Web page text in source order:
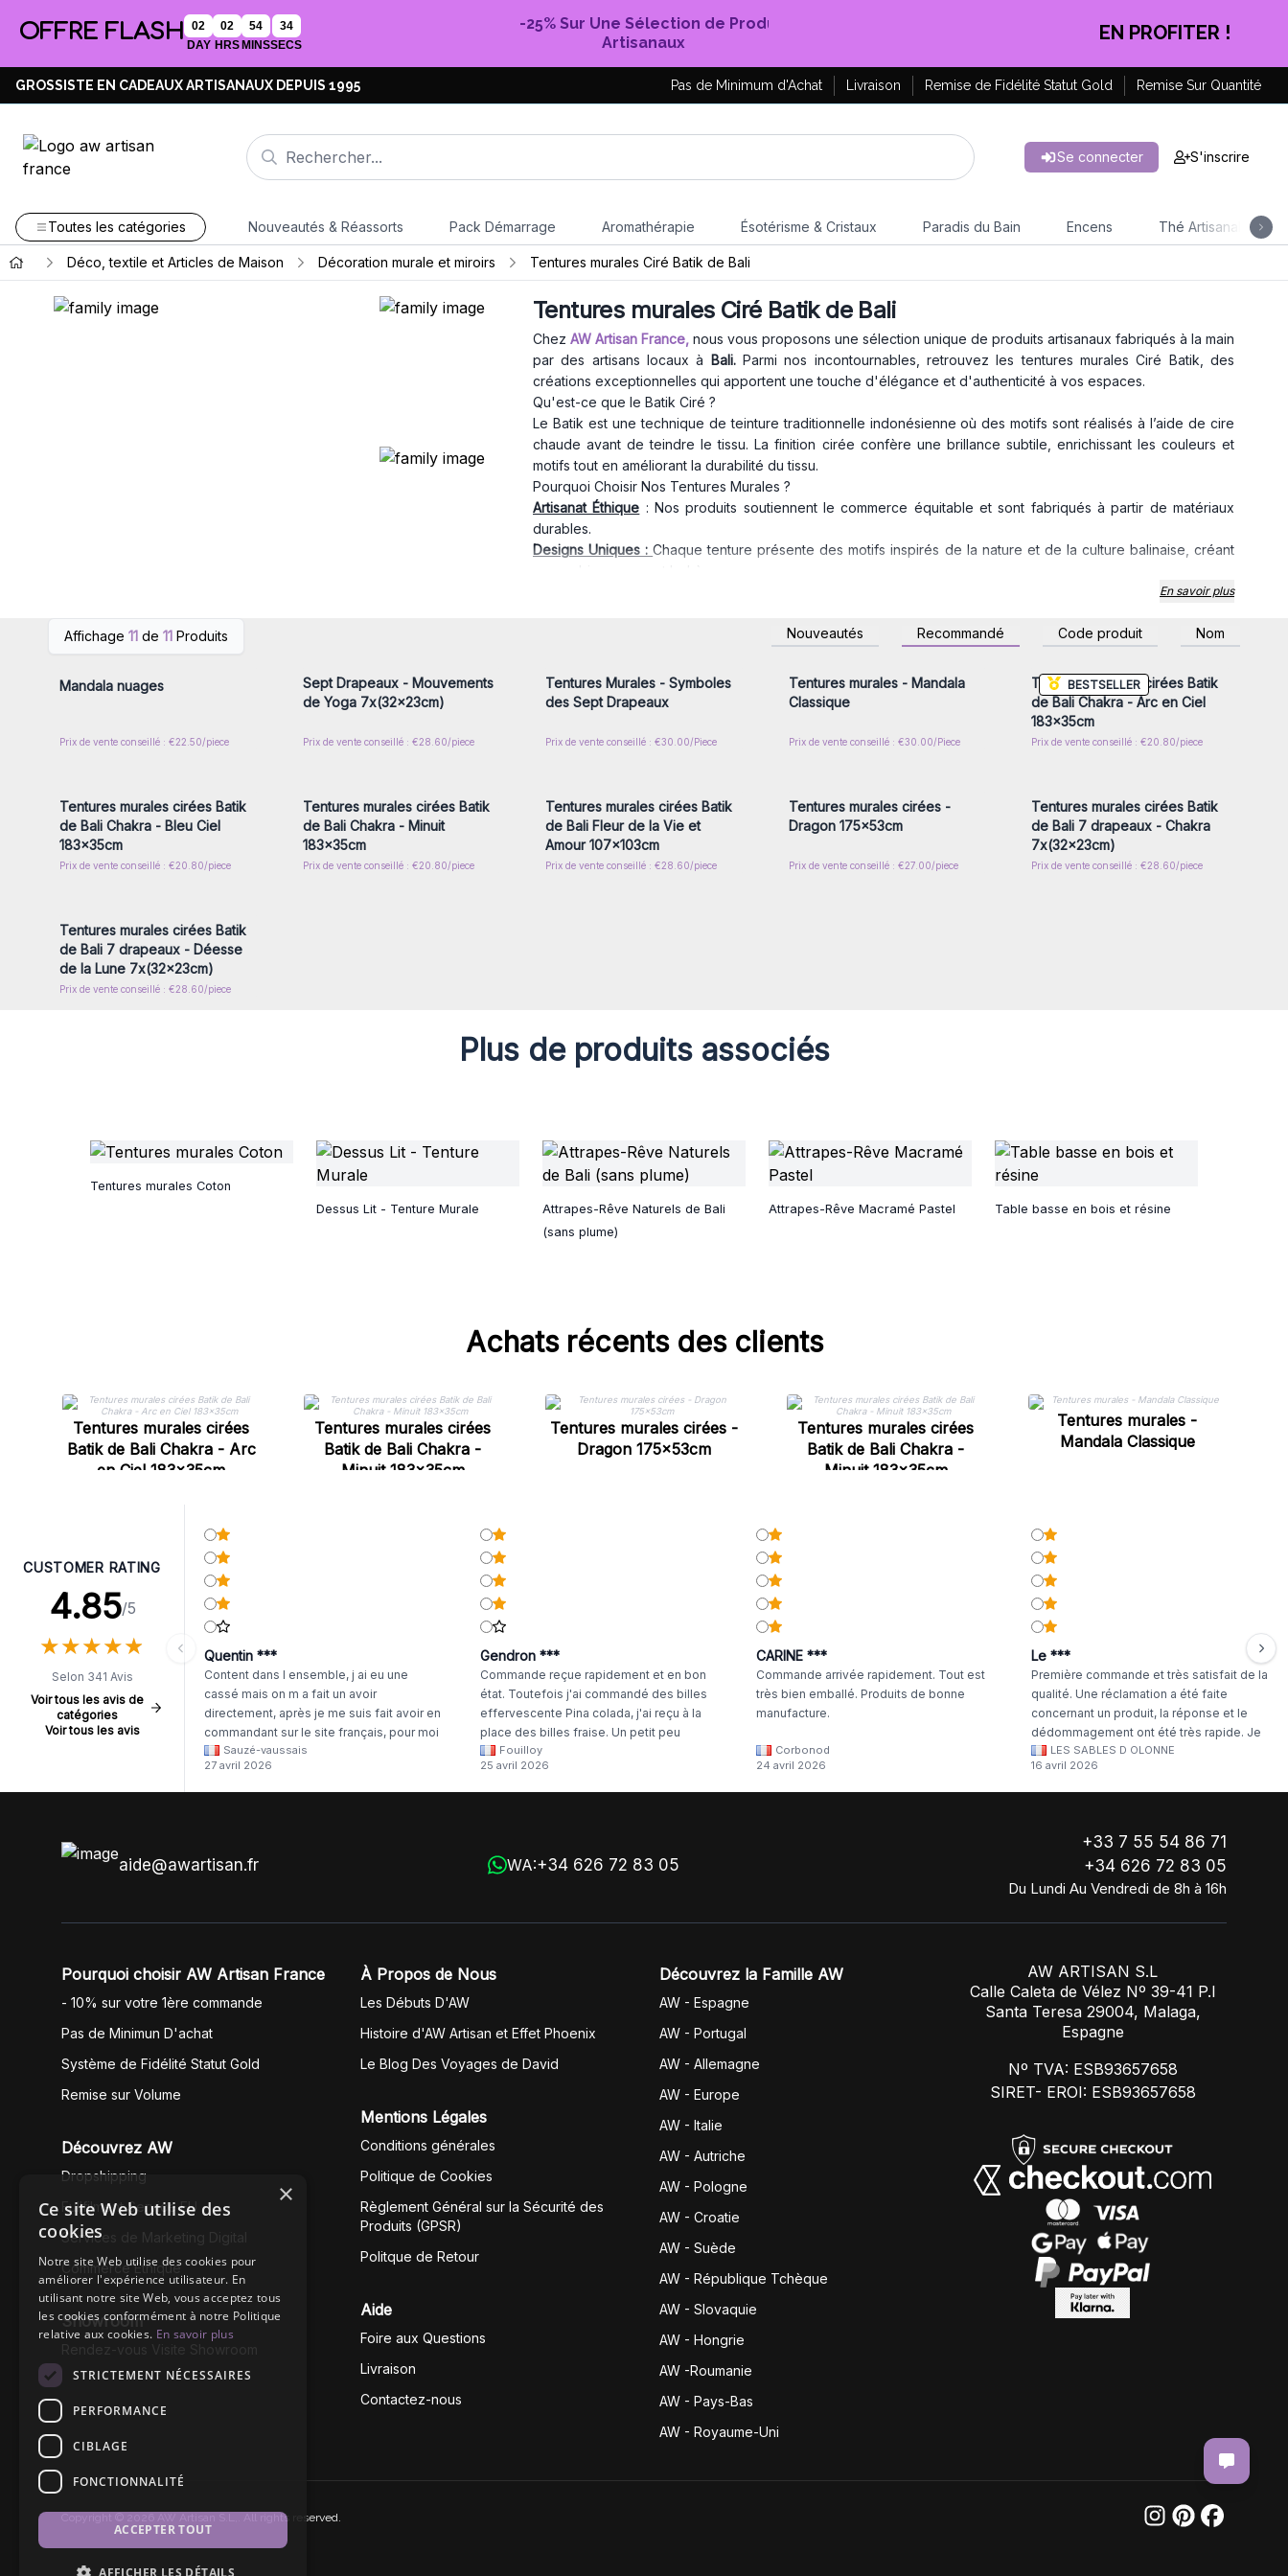
OFFRE FLASH
02
DAY
02
HRS
54
MINS
33
SECS
-25% Sur Une Sélection de Produits
Artisanaux
CLIQUEZ ICI
GROSSISTE EN CADEAUX ARTISANAUX DEPUIS 1995 Pas de Minimum d'Achat Livraison Remise de Fidélité Statut Gold Remise Sur Quantité
Se connecter S'inscrire
Toutes les catégories Nouveautés & Réassorts Pack Démarrage Aromathérapie Ésotérisme & Cristaux Paradis du Bain Encens Thé Artisanal
Déco, textile et Articles de Maison Décoration murale et miroirs Tentures murales Ciré Batik de Bali
Tentures murales Ciré Batik de Bali
Chez AW Artisan France, nous vous proposons une sélection unique de produits artisanaux fabriqués à la main
par des artisans locaux à Bali.Parmi nos incontournables, retrouvez les tentures murales Ciré Batik, des
créations exceptionnelles qui apportent une touche d'élégance et d'authenticité à vos espaces.
Qu'est-ce que le Batik Ciré ?
Le Batik est une technique de teinture traditionnelle indonésienne où des motifs sont réalisés à l’aide de cire
chaude avant de teindre le tissu. La finition cirée confère une brillance subtile, enrichissant les couleurs et
motifs tout en améliorant la durabilité du tissu.
Pourquoi Choisir Nos Tentures Murales ?
Artisanat Éthique : Nos produits soutiennent le commerce équitable et sont fabriqués à partir de matériaux
durables.
Designs Uniques :Chaque tenture présente des motifs inspirés de la nature et de la culture balinaise, créant
une ambiance zen et bohème.
: Utilisez-les comme tapisseries, paréos ou couvertures décoratives pour ajouter du style à
: Conçues avec des tissus naturels, ces tentures sont durables et faciles à entretenir.
Diversifiez votre offre avec des créations uniques, de l'artisanat balinais au cuir fait main.
Optez pour des produits éthiques, durables et pleins de charme pour enrichir votre assortiment et séduire vos
En savoir plus
Affichage 11 de 11 Produits Nouveautés Recommandé Code produit Nom
vous pour accéder aux prix de
gros
Mandala nuages
Prix de vente conseillé : €22.50/piece
Sept Drapeaux - Mouvements
de Yoga 7x(32x23cm)
Prix de vente conseillé : €28.60/piece
Tentures Murales - Symboles
des Sept Drapeaux
Prix de vente conseillé : €30.00/Piece
Connectez-vous ou inscrivez-
vous pour accéder aux prix de
gros
Tentures murales - Mandala
Classique
Prix de vente conseillé : €30.00/Piece
BESTSELLER
Connectez-vous ou inscrivez-
vous pour accéder aux prix de
gros
Tentures murales cirées Batik
de Bali Chakra - Arc en Ciel
183x35cm
Prix de vente conseillé : €20.80/piece
Connectez-vous ou inscrivez-
Tentures murales cirées Batik
de Bali Chakra - Bleu Ciel
183x35cm
Prix de vente conseillé : €20.80/piece
Connectez-vous ou inscrivez-
Tentures murales cirées Batik
de Bali Chakra - Minuit
183x35cm
Prix de vente conseillé : €20.80/piece
Connectez-vous ou inscrivez-
Tentures murales cirées Batik
de Bali Fleur de la Vie et
Amour 107x103cm
Prix de vente conseillé : €28.60/piece
Connectez-vous ou inscrivez-
Tentures murales cirées -
Dragon 175x53cm
Prix de vente conseillé : €27.00/piece
Connectez-vous ou inscrivez-
Tentures murales cirées Batik
de Bali 7 drapeaux - Chakra
7x(32x23cm)
Prix de vente conseillé : €28.60/piece
Connectez-vous ou inscrivez-
Tentures murales cirées Batik
de Bali 7 drapeaux - Déesse
de la Lune 7x(32x23cm)
Prix de vente conseillé : €28.60/piece
Plus de produits associés
Tentures murales Coton
Dessus Lit - Tenture Murale
Attrapes-Rêve Naturels de Bali
(sans plume)
Attrapes-Rêve Macramé Pastel Table basse en bois et résine
Achats récents des clients
Tentures murales cirées
Batik de Bali Chakra - Arc
en Ciel 183x35cm
Tentures murales cirées
Batik de Bali Chakra -
Minuit 183x35cm
Tentures murales cirées -
Dragon 175x53cm
Tentures murales cirées
Batik de Bali Chakra -
Minuit 183x35cm
Tentures murales -
Mandala Classique
CUSTOMER RATING
4.85/5
★★★★★
★★★★★
Selon 341 Avis
Voir tous les avis de
catégories
Voir tous les avis
Quentin ***
Content dans l ensemble, j ai eu une
cassé mais on m a fait un avoir
directement, après je me suis fait avoir en
commandant sur le site français, pour moi
il était évident que les produits était de la
même langue mais raté tout est en
anglais.
Sauzé-vaussais
27 avril 2026
Gendron ***
Commande reçue rapidement et en bon
état. Toutefois j'ai commandé des billes
effervescente Pina colada, j'ai reçu à la
place des billes fraise. Un petit peu
dommage
Fouilloy
25 avril 2026
CARINE ***
Commande arrivée rapidement. Tout est
très bien emballé. Produits de bonne
manufacture.
Corbonod
24 avril 2026
Le ***
Première commande et très satisfait de la
qualité. Une réclamation a été faite
concernant un produit, la réponse et le
dédommagement ont été très rapide. Je
continuerai à commander chez WA Artisan
!
LES SABLES D OLONNE
16 avril 2026
aide@awartisan.fr WA:+34 626 72 83 05
+33 7 55 54 86 71
+34 626 72 83 05
Du Lundi Au Vendredi de 8h à 16h
Pourquoi choisir AW Artisan France
- 10% sur votre 1ère commande
Pas de Minimun D'achat
Système de Fidélité Statut Gold
Remise sur Volume
Découvrez AW
Dropshipping
Fullfilment Service EU
Services de Marketing Digital
Commerce Éthique
Showroom
À Propos de Nous
Les Débuts D'AW
Histoire d'AW Artisan et Effet Phoenix
Le Blog Des Voyages de David
Mentions Légales
Conditions générales
Politique de Cookies
Règlement Général sur la Sécurité des
Produits (GPSR)
Politque de Retour
Aide
Foire aux Questions
Livraison
Contactez-nous
Découvrez la Famille AW
AW - Espagne
AW - Portugal
AW - Allemagne
AW - Europe
AW - Italie
AW - Autriche
AW - Pologne
AW - Croatie
AW - Suède
AW - République Tchèque
AW - Slovaquie
AW - Hongrie
AW -Roumanie
AW - Pays-Bas
AW - Royaume-Uni
AW ARTISAN S.L
Calle Caleta de Vélez Nº 39-41 P.I
Santa Teresa 29004, Malaga,
Espagne
Nº TVA: ESB93657658
SIRET- EROI: ESB93657658
Copyright © 2026 AW Artisan S.L,. All rights reserved.
×
Ce site Web utilise des
cookies
Notre site Web utilise des cookies pour
améliorer l'expérience utilisateur. En
utilisant notre site Web, vous acceptez tous
les cookies conformément à notre Politique
relative aux cookies. En savoir plus
STRICTEMENT NÉCESSAIRES
PERFORMANCE
CIBLAGE
FONCTIONNALITÉ
ACCEPTER TOUT
AFFICHER LES DÉTAILS